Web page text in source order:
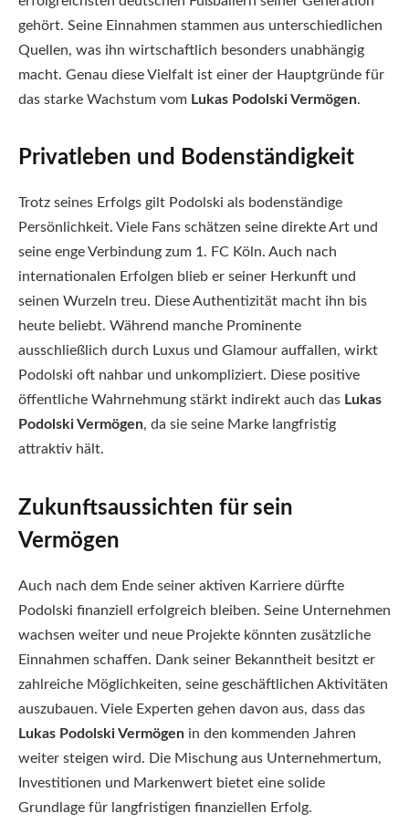
gehört. Seine Einnahmen stammen aus unterschiedlichen
Quellen, was ihn wirtschaftlich besonders unabhängig
macht. Genau diese Vielfalt ist einer der Hauptgründe für
das starke Wachstum vom Lukas Podolski Vermögen.
Privatleben und Bodenständigkeit
Trotz seines Erfolgs gilt Podolski als bodenständige
Persönlichkeit. Viele Fans schätzen seine direkte Art und
seine enge Verbindung zum 1. FC Köln. Auch nach
internationalen Erfolgen blieb er seiner Herkunft und
seinen Wurzeln treu. Diese Authentizität macht ihn bis
heute beliebt. Während manche Prominente
ausschließlich durch Luxus und Glamour auffallen, wirkt
Podolski oft nahbar und unkompliziert. Diese positive
öffentliche Wahrnehmung stärkt indirekt auch das Lukas
Podolski Vermögen, da sie seine Marke langfristig
attraktiv hält.
Zukunftsaussichten für sein
Vermögen
Auch nach dem Ende seiner aktiven Karriere dürfte
Podolski finanziell erfolgreich bleiben. Seine Unternehmen
wachsen weiter und neue Projekte könnten zusätzliche
Einnahmen schaffen. Dank seiner Bekanntheit besitzt er
zahlreiche Möglichkeiten, seine geschäftlichen Aktivitäten
auszubauen. Viele Experten gehen davon aus, dass das
Lukas Podolski Vermögen in den kommenden Jahren
weiter steigen wird. Die Mischung aus Unternehmertum,
Investitionen und Markenwert bietet eine solide
Grundlage für langfristigen finanziellen Erfolg.